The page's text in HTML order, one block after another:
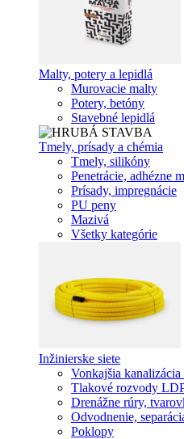
Malty, potery a lepidlá
Murovacie malty
Potery, betóny
Stavebné lepidlá
Tmely, prísady a chémia
Tmely, silikóny
Penetrácie, adhézne
Prísady, impregnácie
PU peny
Mazivá
Všetky kategórie
Inžinierske siete
Vonkajšia
Tlakové rozvody
Drenážne rúry,
Odvodnenie,
Poklopy